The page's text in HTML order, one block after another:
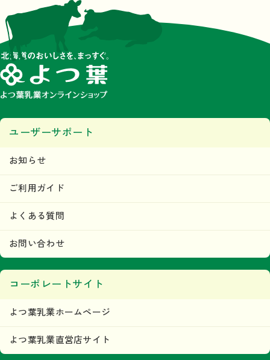
ユーザーサポート
お知らせ
ご利用ガイド
よくある質問
お問い合わせ
コーポレートサイト
よつ葉乳業ホームページ
よつ葉乳業直営店サイト